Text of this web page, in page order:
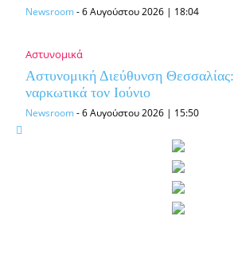
Newsroom-6 Αυγούστου 2026 | 18:04
Αστυνομικά
Αστυνομική Διεύθυνση
ναρκωτικά τον Ιούνιο
Newsroom-6 Αυγούστου 2026 | 15:50